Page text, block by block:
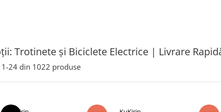
Trotinete și Biciclete Electrice | Livrare
1-24 din 1022 produse